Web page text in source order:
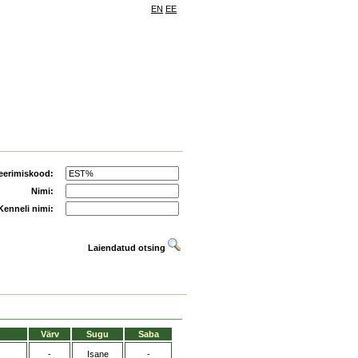
EN EE
Nimi:
nimi:
Laiendatud otsing
Värv Sugu Saba
- Isane -